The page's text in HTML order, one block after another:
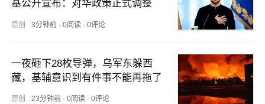
基公开宣布：对华政策正式调整
原创 3分钟前· 0阅读· 0评论
一夜砸下28枚导弹，乌军东躲西
藏，基辅意识到有件事不能再拖了
原创 23分钟前· 0阅读· 0评论